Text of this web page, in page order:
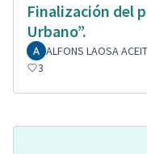
Finalización del
Urbano”.
ALFONS LAOSA
3